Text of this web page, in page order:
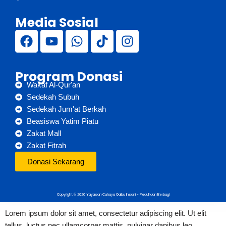
Media Sosial
Program Donasi
Wakaf Al-Qur'an
Sedekah Subuh
Sedekah Jum'at Berkah
Beasiswa Yatim Piatu
Zakat Mall
Zakat Fitrah
Donasi Sekarang
Copyright © 2026 Yayasan Cahaya Qalbu Insani - Peduli dan Berbagi
Lorem ipsum dolor sit amet, consectetur adipiscing elit. Ut elit